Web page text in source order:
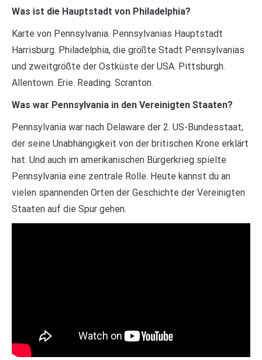
Was ist die Hauptstadt von Philadelphia?
Karte von Pennsylvania. Pennsylvanias Hauptstadt
Harrisburg. Philadelphia, die größte Stadt Pennsylvanias
und zweitgrößte der Ostküste der USA. Pittsburgh.
Allentown. Erie. Reading. Scranton.
Was war Pennsylvania in den Vereinigten Staaten?
Pennsylvania war nach Delaware der 2. US-Bundesstaat,
der seine Unabhängigkeit von der britischen Krone erklärt
hat. Und auch im amerikanischen Bürgerkrieg spielte
Pennsylvania eine zentrale Rolle. Heute kannst du an
vielen spannenden Orten der Geschichte der Vereinigten
Staaten auf die Spur gehen.